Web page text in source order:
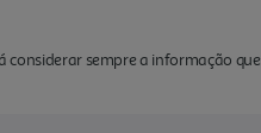
sempre a informação que